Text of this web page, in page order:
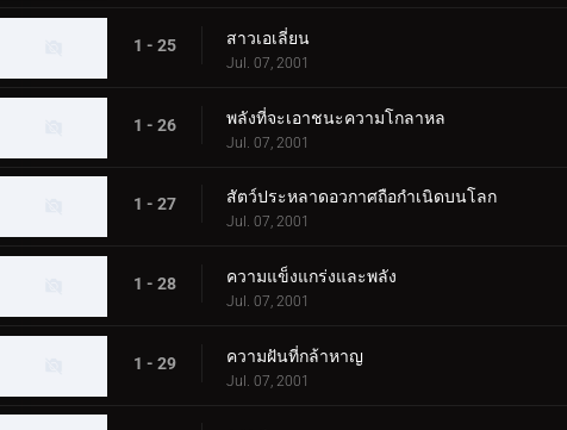
1 - 25 สาวเอเลี่ยน
Jul. 07, 2001
1 - 26 พลังที่จะเอาชนะความโกลาหล
Jul. 07, 2001
1 - 27 สัตว์ประหลาดอวกาศถือกำเนิดบนโลก
Jul. 07, 2001
1 - 28 ความแข็งแกร่งและพลัง
Jul. 07, 2001
1 - 29 ความฝันที่กล้าหาญ
Jul. 07, 2001